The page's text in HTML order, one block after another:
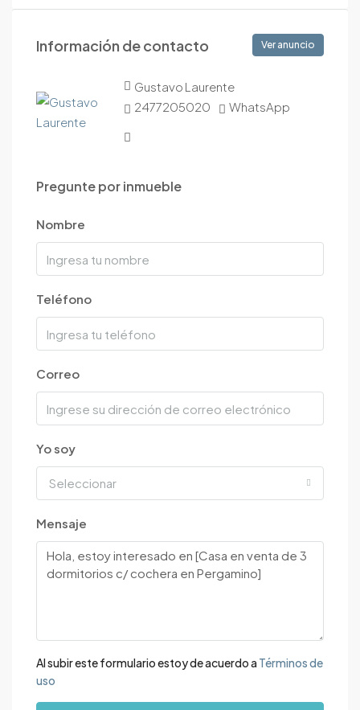
Información de contacto Ver anuncio
Gustavo Laurente
2477205020
WhatsApp
Pregunte por inmueble
Nombre
Teléfono
Correo
Yo soy
Seleccionar
Mensaje
Al subir este formulario estoy de acuerdo a Términos de
uso